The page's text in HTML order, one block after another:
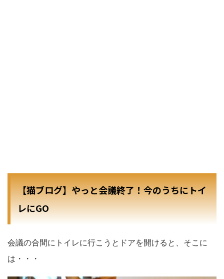
【猫ブログ】やっと会議終了！今のうちにトイ
レにGO
会議の合間にトイレに行こうとドアを開けると、そこに
は・・・